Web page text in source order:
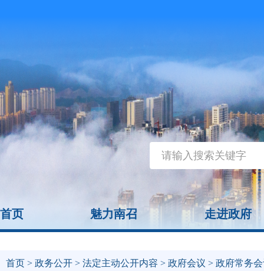
首页 魅力南召 走进政府
首页 > 政务公开 > 法定主动公开内容 > 政府会议 > 政府常务